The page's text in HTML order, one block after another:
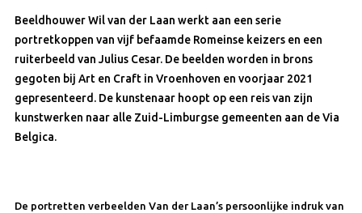
Beeldhouwer Wil van der Laan werkt aan een serie
portretkoppen van vijf befaamde Romeinse keizers en een
ruiterbeeld van Julius Cesar. De beelden worden in brons
gegoten bij Art en Craft in Vroenhoven en voorjaar 2021
gepresenteerd. De kunstenaar hoopt op een reis van zijn
kunstwerken naar alle Zuid-Limburgse gemeenten aan de Via
Belgica.
De portretten verbeelden Van der Laan’s persoonlijke indruk van